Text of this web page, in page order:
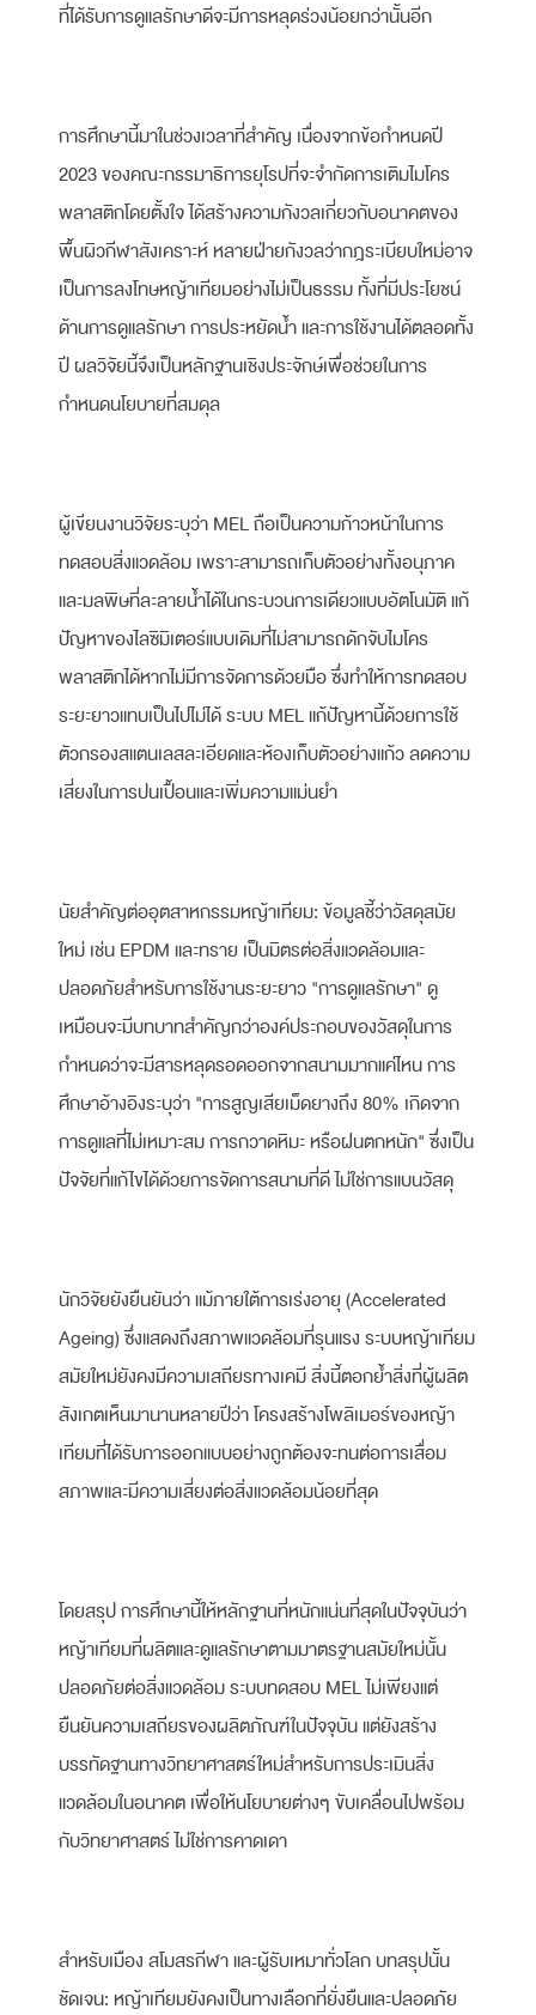
ที่ได้รับการดูแลรักษาดีจะมีการหลุดร่วงน้อยกว่านั้นอีก
การศึกษานี้มาในช่วงเวลาที่สำคัญ เนื่องจากข้อกำหนดปี
2023 ของคณะกรรมาธิการยุโรปที่จะจำกัดการเติมไมโคร
พลาสติกโดยตั้งใจ ได้สร้างความกังวลเกี่ยวกับอนาคตของ
พื้นผิวกีฬาสังเคราะห์ หลายฝ่ายกังวลว่ากฎระเบียบใหม่อาจ
เป็นการลงโทษหญ้าเทียมอย่างไม่เป็นธรรม ทั้งที่มีประโยชน์
ด้านการดูแลรักษา การประหยัดน้ำ และการใช้งานได้ตลอดทั้ง
ปี ผลวิจัยนี้จึงเป็นหลักฐานเชิงประจักษ์เพื่อช่วยในการ
กำหนดนโยบายที่สมดุล
ผู้เขียนงานวิจัยระบุว่า MEL ถือเป็นความก้าวหน้าในการ
ทดสอบสิ่งแวดล้อม เพราะสามารถเก็บตัวอย่างทั้งอนุภาค
และมลพิษที่ละลายน้ำได้ในกระบวนการเดียวแบบอัตโนมัติ แก้
ปัญหาของไลซิมิเตอร์แบบเดิมที่ไม่สามารถดักจับไมโคร
พลาสติกได้หากไม่มีการจัดการด้วยมือ ซึ่งทำให้การทดสอบ
ระยะยาวแทบเป็นไปไม่ได้ ระบบ MEL แก้ปัญหานี้ด้วยการใช้
ตัวกรองสแตนเลสละเอียดและห้องเก็บตัวอย่างแก้ว ลดความ
เสี่ยงในการปนเปื้อนและเพิ่มความแม่นยำ
นัยสำคัญต่ออุตสาหกรรมหญ้าเทียม: ข้อมูลชี้ว่าวัสดุสมัย
ใหม่ เช่น EPDM และทราย เป็นมิตรต่อสิ่งแวดล้อมและ
ปลอดภัยสำหรับการใช้งานระยะยาว "การดูแลรักษา" ดู
เหมือนจะมีบทบาทสำคัญกว่าองค์ประกอบของวัสดุในการ
กำหนดว่าจะมีสารหลุดรอดออกจากสนามมากแค่ไหน การ
ศึกษาอ้างอิงระบุว่า "การสูญเสียเม็ดยางถึง 80% เกิดจาก
การดูแลที่ไม่เหมาะสม การกวาดหิมะ หรือฝนตกหนัก" ซึ่งเป็น
ปัจจัยที่แก้ไขได้ด้วยการจัดการสนามที่ดี ไม่ใช่การแบนวัสดุ
นักวิจัยยังยืนยันว่า แม้ภายใต้การเร่งอายุ (Accelerated
Ageing) ซึ่งแสดงถึงสภาพแวดล้อมที่รุนแรง ระบบหญ้าเทียม
สมัยใหม่ยังคงมีความเสถียรทางเคมี สิ่งนี้ตอกย้ำสิ่งที่ผู้ผลิต
สังเกตเห็นมานานหลายปีว่า โครงสร้างโพลิเมอร์ของหญ้า
เทียมที่ได้รับการออกแบบอย่างถูกต้องจะทนต่อการเสื่อม
สภาพและมีความเสี่ยงต่อสิ่งแวดล้อมน้อยที่สุด
โดยสรุป การศึกษานี้ให้หลักฐานที่หนักแน่นที่สุดในปัจจุบันว่า
หญ้าเทียมที่ผลิตและดูแลรักษาตามมาตรฐานสมัยใหม่นั้น
ปลอดภัยต่อสิ่งแวดล้อม ระบบทดสอบ MEL ไม่เพียงแต่
ยืนยันความเสถียรของผลิตภัณฑ์ในปัจจุบัน แต่ยังสร้าง
บรรทัดฐานทางวิทยาศาสตร์ใหม่สำหรับการประเมินสิ่ง
แวดล้อมในอนาคต เพื่อให้นโยบายต่างๆ ขับเคลื่อนไปพร้อม
กับวิทยาศาสตร์ ไม่ใช่การคาดเดา
สำหรับเมือง สโมสรกีฬา และผู้รับเหมาทั่วโลก บทสรุปนั้น
ชัดเจน: หญ้าเทียมยังคงเป็นทางเลือกที่ยั่งยืนและปลอดภัย